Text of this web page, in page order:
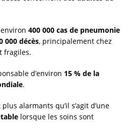
400 000 cas de pneumonie
000 décès, principalement chez
fragiles.
d’environ 15 % de la
.
alarmants qu’il s’agit d’une
lorsque les soins sont